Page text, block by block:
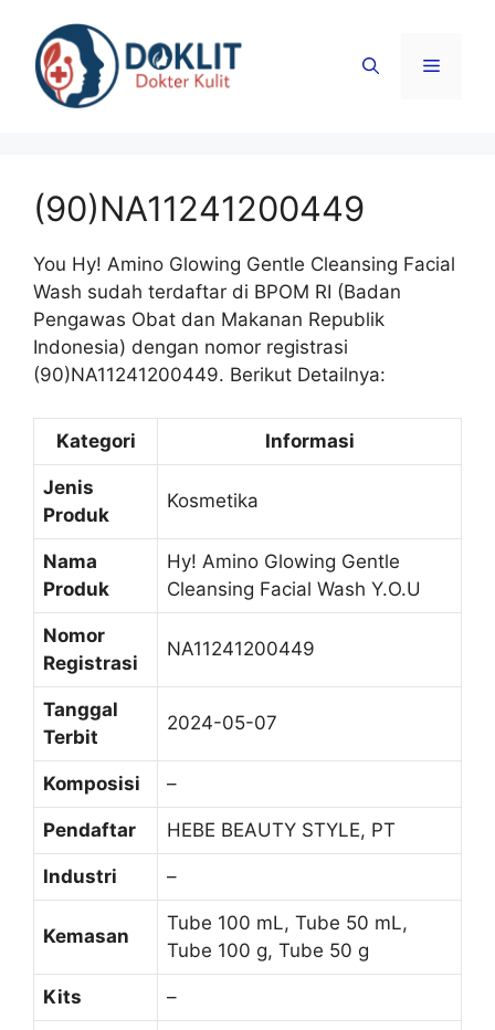
Menu
(90)NA11241200449
You Hy! Amino Glowing Gentle Cleansing Facial
Wash sudah terdaftar di BPOM RI (Badan
Pengawas Obat dan Makanan Republik
Indonesia) dengan nomor registrasi
(90)NA11241200449. Berikut Detailnya:
Kategori Informasi
Jenis
Produk
Kosmetika
Nama
Produk
Hy! Amino Glowing Gentle
Cleansing Facial Wash Y.O.U
Nomor
Registrasi
NA11241200449
Tanggal
Terbit
2024-05-07
Komposisi –
Pendaftar HEBE BEAUTY STYLE, PT
Industri –
Kemasan
Tube 100 mL, Tube 50 mL,
Tube 100 g, Tube 50 g
Kits –